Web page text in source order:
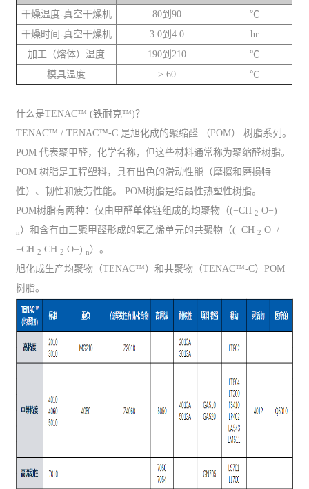
干燥温度-真空干燥机
80到90
℃
干燥时间-真空干燥机
3.0到4.0
hr
加工（熔体）温度
190到210
℃
模具温度
> 60 ℃
什么是TENAC™ (铁耐克™)？
TENAC™ / TENAC™-C 是旭化成的聚缩醛 （POM） 树脂系列。
POM 代表聚甲醛，化学名称，但这些材料通常称为聚缩醛树脂。
POM 树脂是工程塑料，具有出色的滑动性能（摩擦和磨损特
性）、韧性和疲劳性能。 POM树脂是结晶性热塑性树脂。
POM树脂有两种：仅由甲醛单体链组成的均聚物（(−CH2 O−)
n）和含有由三聚甲醛形成的氧乙烯单元的共聚物（(−CH2 O−/
−CH2 CH2 O−)n）。
旭化成生产均聚物（TENAC™）和共聚物（TENAC™-C）POM
树脂。